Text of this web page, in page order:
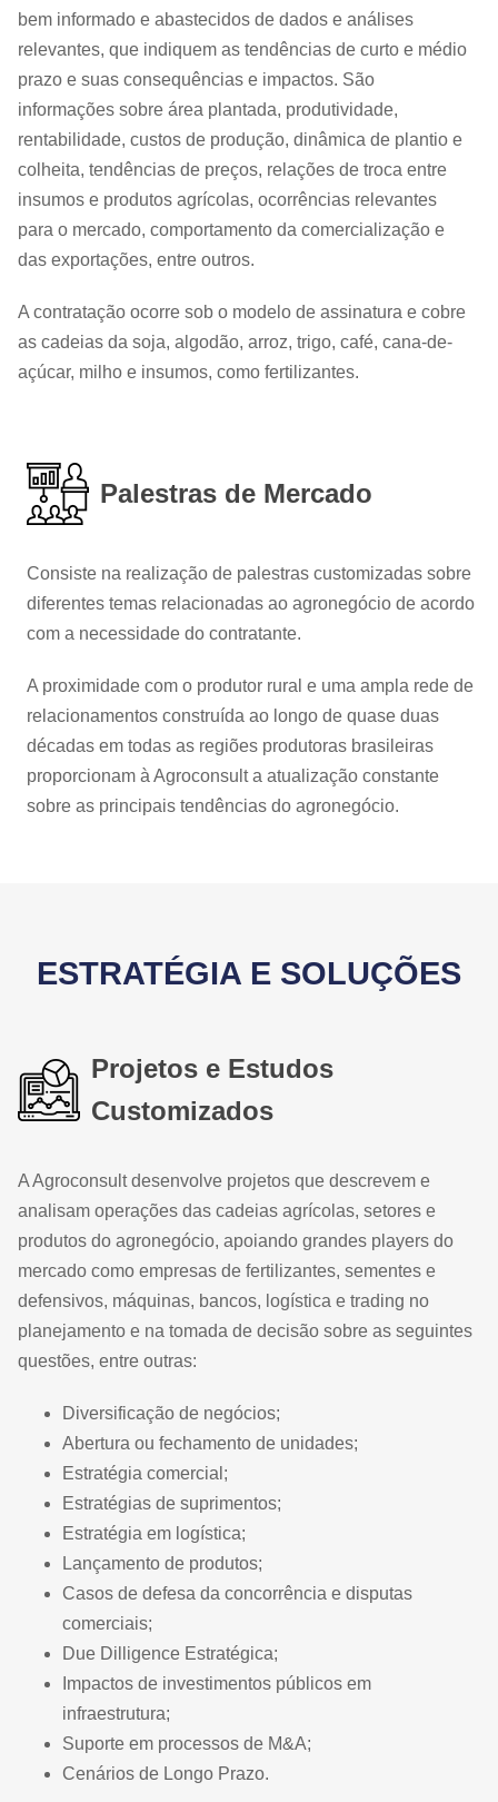
bem informado e abastecidos de dados e análises
relevantes, que indiquem as tendências de curto e médio
prazo e suas consequências e impactos. São
informações sobre área plantada, produtividade,
rentabilidade, custos de produção, dinâmica de plantio e
colheita, tendências de preços, relações de troca entre
insumos e produtos agrícolas, ocorrências relevantes
para o mercado, comportamento da comercialização e
das exportações, entre outros.
A contratação ocorre sob o modelo de assinatura e cobre
as cadeias da soja, algodão, arroz, trigo, café, cana-de-
açúcar, milho e insumos, como fertilizantes.
Palestras de Mercado
Consiste na realização de palestras customizadas sobre
diferentes temas relacionadas ao agronegócio de acordo
com a necessidade do contratante.
A proximidade com o produtor rural e uma ampla rede de
relacionamentos construída ao longo de quase duas
décadas em todas as regiões produtoras brasileiras
proporcionam à Agroconsult a atualização constante
sobre as principais tendências do agronegócio.
ESTRATÉGIA E SOLUÇÕES
Projetos e Estudos
Customizados
A Agroconsult desenvolve projetos que descrevem e
analisam operações das cadeias agrícolas, setores e
produtos do agronegócio, apoiando grandes players do
mercado como empresas de fertilizantes, sementes e
defensivos, máquinas, bancos, logística e trading no
planejamento e na tomada de decisão sobre as seguintes
questões, entre outras:
Diversificação de negócios;
Abertura ou fechamento de unidades;
Estratégia comercial;
Estratégias de suprimentos;
Estratégia em logística;
Lançamento de produtos;
Casos de defesa da concorrência e disputas
comerciais;
Due Dilligence Estratégica;
Impactos de investimentos públicos em
infraestrutura;
Suporte em processos de M&A;
Cenários de Longo Prazo.